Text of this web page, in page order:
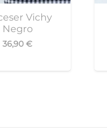
Vichy
Negro
36,90 €